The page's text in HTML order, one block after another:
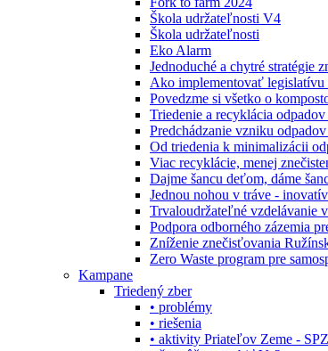
Škola udržateľnosti V4
Škola udržateľnosti
Eko Alarm
Jednoduché a chytré stratégie
Ako implementovať legislatívu
Povedzme si všetko o
Triedenie a recyklácia
Predchádzanie vzniku
Od triedenia k minimalizácii
Viac recyklácie, menej
Dajme šancu deťom, dáme
Jednou nohou v tráve -
Trvaloudržateľné vzdelávanie
Podpora odborného zázemia
Zníženie znečisťovania
Zero Waste program pre
Kampane
Triedený zber
• problémy
• riešenia
• aktivity Priateľov Zeme - SPZ